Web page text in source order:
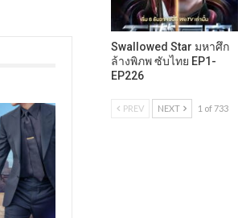
Swallowed Star มหาศึก
ล้างพิภพ ซับไทย EP1-
EP226
PREV NEXT 1 of 733